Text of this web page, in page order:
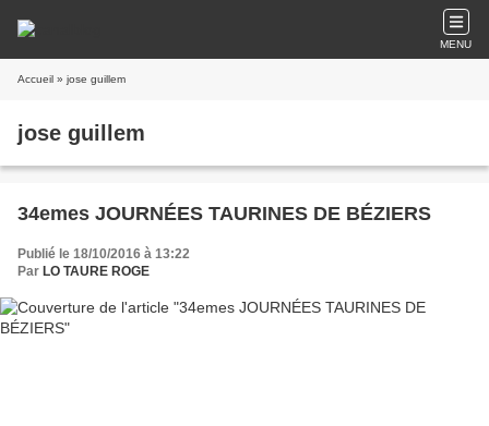
MENU
Accueil » jose guillem
jose guillem
34emes JOURNÉES TAURINES DE BÉZIERS
Publié le 18/10/2016 à 13:22
Par LO TAURE ROGE